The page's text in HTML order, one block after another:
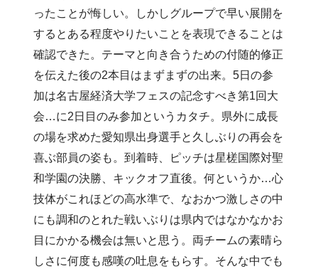
ったことが悔しい。しかしグループで早い展開を
するとある程度やりたいことを表現できることは
確認できた。テーマと向き合うための付随的修正
を伝えた後の2本目はまずまずの出来。5日の参
加は名古屋経済大学フェスの記念すべき第1回大
会…に2日目のみ参加というカタチ。県外に成長
の場を求めた愛知県出身選手と久しぶりの再会を
喜ぶ部員の姿も。到着時、ピッチは星槎国際対聖
和学園の決勝、キックオフ直後。何というか…心
技体がこれほどの高水準で、なおかつ激しさの中
にも調和のとれた戦いぶりは県内ではなかなかお
目にかかる機会は無いと思う。両チームの素晴ら
しさに何度も感嘆の吐息をもらす。そんな中でも